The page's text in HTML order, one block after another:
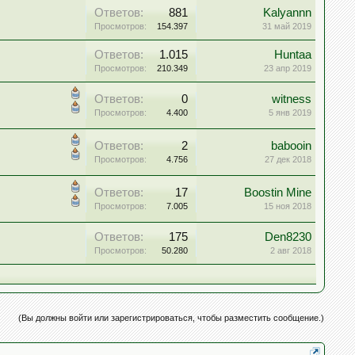
Ответов: 881
Просмотров: 154.397
Kalyannn
31 май 2019
Ответов: 1.015
Просмотров: 210.349
Huntaa
23 апр 2019
Ответов: 0
Просмотров: 4.400
witness
5 янв 2019
Ответов: 2
Просмотров: 4.756
babooin
27 дек 2018
Ответов: 17
Просмотров: 7.005
Boostin Mine
15 ноя 2018
Ответов: 175
Просмотров: 50.280
Den8230
2 авг 2018
(Вы должны войти или зарегистрироваться, чтобы разместить сообщение.)